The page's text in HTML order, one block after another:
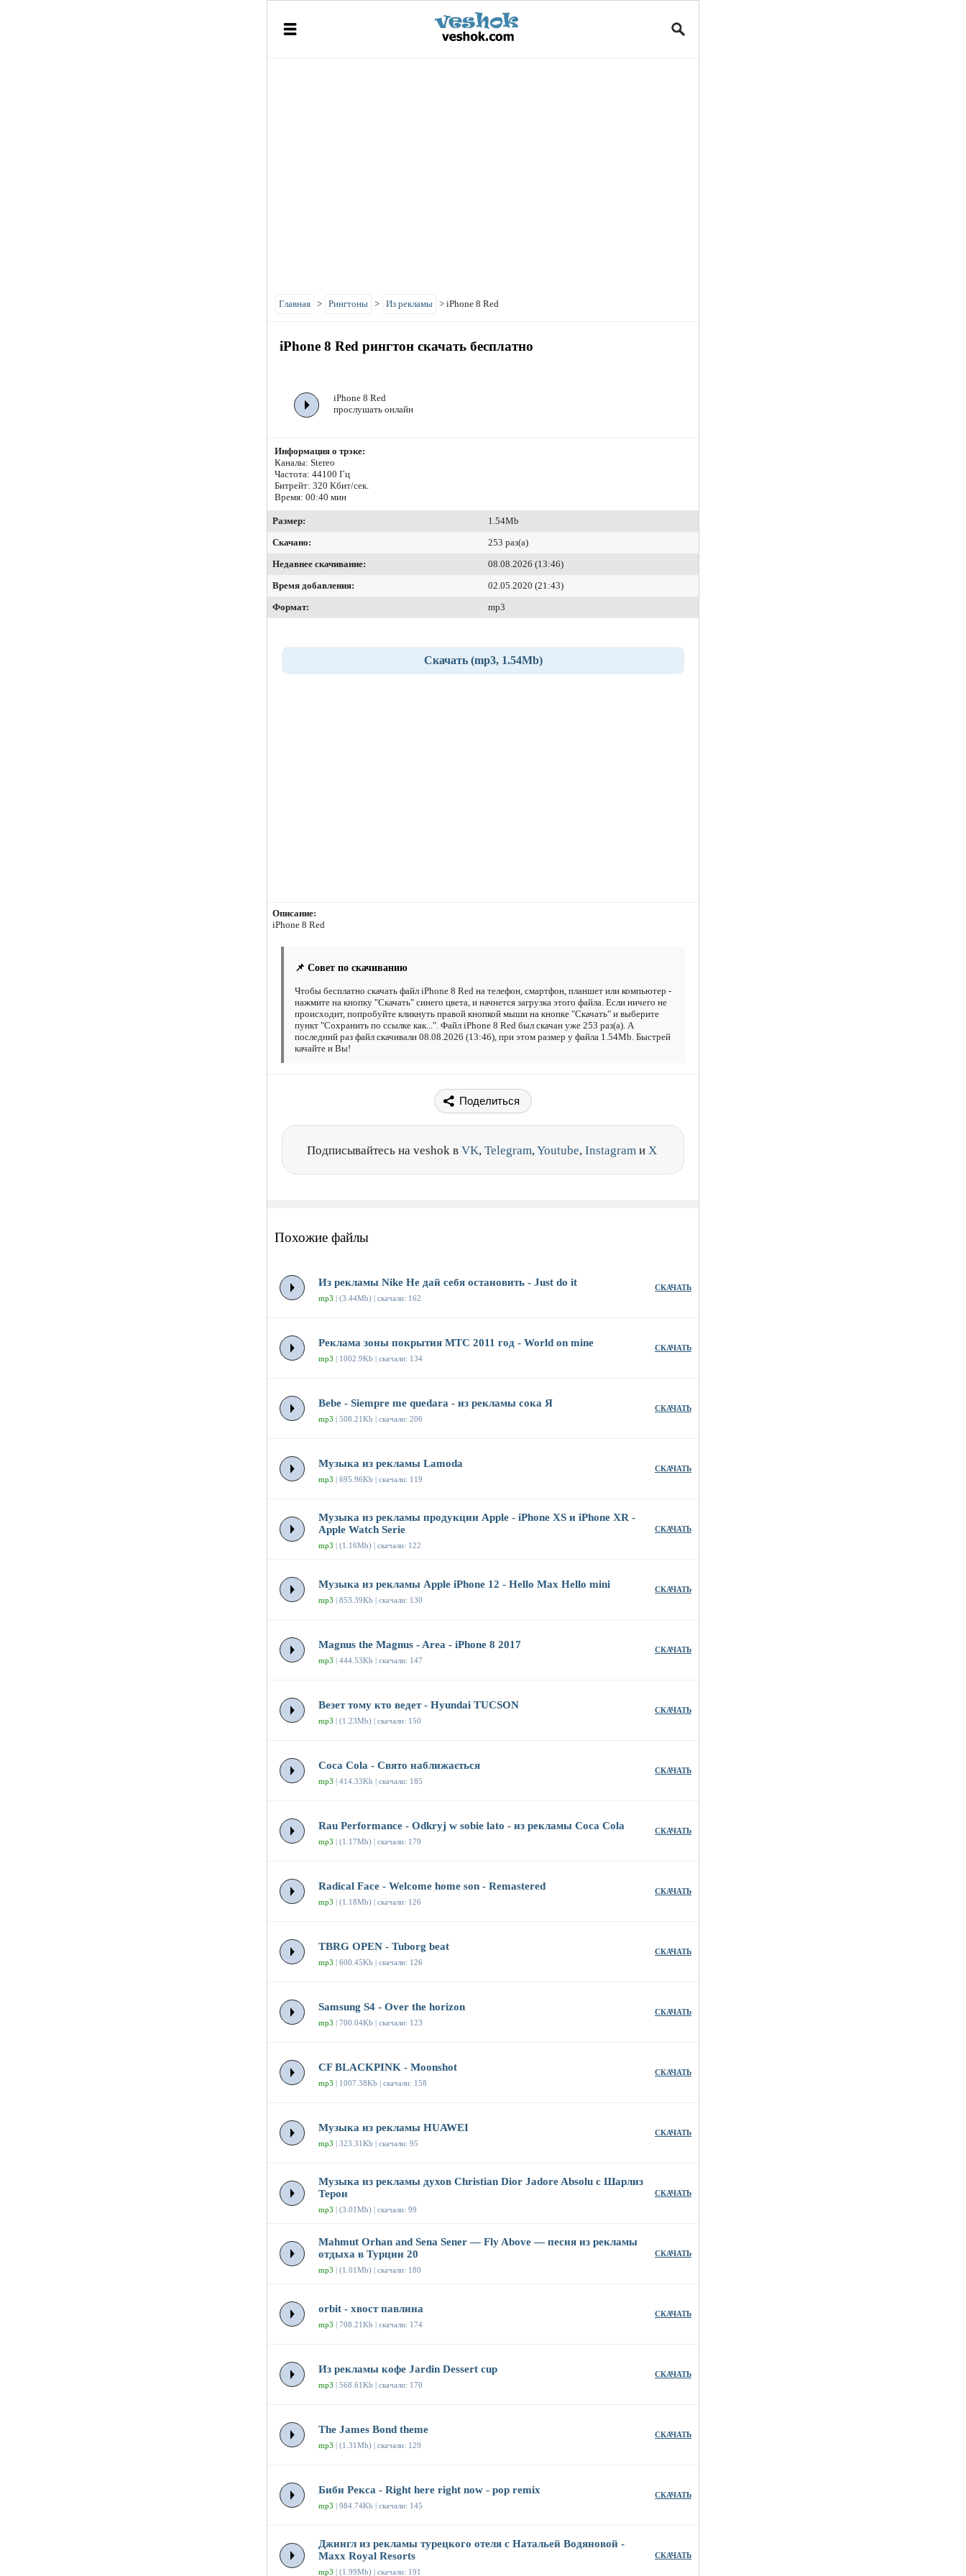
Главная > Рингтоны > Из рекламы > iPhone 8 Red
iPhone 8 Red рингтон скачать бесплатно
iPhone 8 Red
прослушать онлайн
Информация о трэке:
Каналы: Stereo
Частота: 44100 Гц
Битрейт: 320 Кбит/сек.
Время: 00:40 мин
Размер:
1.54Mb
Скачано:
253 раз(а)
Недавнее скачивание:
08.08.2026 (13:46)
Время добавления:
02.05.2020 (21:43)
Формат:
mp3
Скачать (mp3, 1.54Mb)
Описание:
iPhone 8 Red
📌 Совет по скачиванию
Чтобы бесплатно скачать файл iPhone 8 Red на телефон, смартфон, планшет или компьютер -
нажмите на кнопку "Скачать" синего цвета, и начнется загрузка этого файла. Если ничего не
происходит, попробуйте кликнуть правой кнопкой мыши на кнопке "Скачать" и выберите
пункт "Сохранить по ссылке как...". Файл iPhone 8 Red был скачан уже 253 раз(а). А
последний раз файл скачивали 08.08.2026 (13:46), при этом размер у файла 1.54Mb. Быстрей
качайте и Вы!
Поделиться
Подписывайтесь на veshok в VK, Telegram,Youtube, Instagram и X
Похожие файлы
Из рекламы Nike Не дай себя остановить - Just do it
mp3 | (3.44Mb) | скачали: 162
СКАЧАТЬ
Реклама зоны покрытия МТС 2011 год - World on mine
mp3 | 1002.9Kb | скачали: 134
СКАЧАТЬ
Bebe - Siempre me quedara - из рекламы сока Я
mp3 | 508.21Kb | скачали: 206
СКАЧАТЬ
Музыка из рекламы Lamoda
mp3 | 695.96Kb | скачали: 119
СКАЧАТЬ
Музыка из рекламы продукции Apple - iPhone XS и iPhone XR -
Apple Watch Serie
mp3 | (1.16Mb) | скачали: 122
СКАЧАТЬ
Музыка из рекламы Apple iPhone 12 - Hello Max Hello mini
mp3 | 853.39Kb | скачали: 130
СКАЧАТЬ
Magnus the Magnus - Area - iPhone 8 2017
mp3 | 444.53Kb | скачали: 147
СКАЧАТЬ
Везет тому кто ведет - Hyundai TUCSON
mp3 | (1.23Mb) | скачали: 150
СКАЧАТЬ
Coca Cola - Свято наближається
mp3 | 414.33Kb | скачали: 185
СКАЧАТЬ
Rau Performance - Odkryj w sobie lato - из рекламы Coca Cola
mp3 | (1.17Mb) | скачали: 179
СКАЧАТЬ
Radical Face - Welcome home son - Remastered
mp3 | (1.18Mb) | скачали: 126
СКАЧАТЬ
TBRG OPEN - Tuborg beat
mp3 | 600.45Kb | скачали: 126
СКАЧАТЬ
Samsung S4 - Over the horizon
mp3 | 700.04Kb | скачали: 123
СКАЧАТЬ
CF BLACKPINK - Moonshot
mp3 | 1007.38Kb | скачали: 158
СКАЧАТЬ
Музыка из рекламы HUAWEI
mp3 | 323.31Kb | скачали: 95
СКАЧАТЬ
Музыка из рекламы духов Christian Dior Jadore Absolu с Шарлиз
Терон
mp3 | (3.01Mb) | скачали: 99
СКАЧАТЬ
Mahmut Orhan and Sena Sener — Fly Above — песня из рекламы
отдыха в Турции 20
mp3 | (1.01Mb) | скачали: 180
СКАЧАТЬ
orbit - хвост павлина
mp3 | 708.21Kb | скачали: 174
СКАЧАТЬ
Из рекламы кофе Jardin Dessert cup
mp3 | 568.61Kb | скачали: 170
СКАЧАТЬ
The James Bond theme
mp3 | (1.31Mb) | скачали: 129
СКАЧАТЬ
Биби Рекса - Right here right now - pop remix
mp3 | 984.74Kb | скачали: 145
СКАЧАТЬ
Джингл из рекламы турецкого отеля с Натальей Водяновой -
Maxx Royal Resorts
mp3 | (1.99Mb) | скачали: 191
СКАЧАТЬ